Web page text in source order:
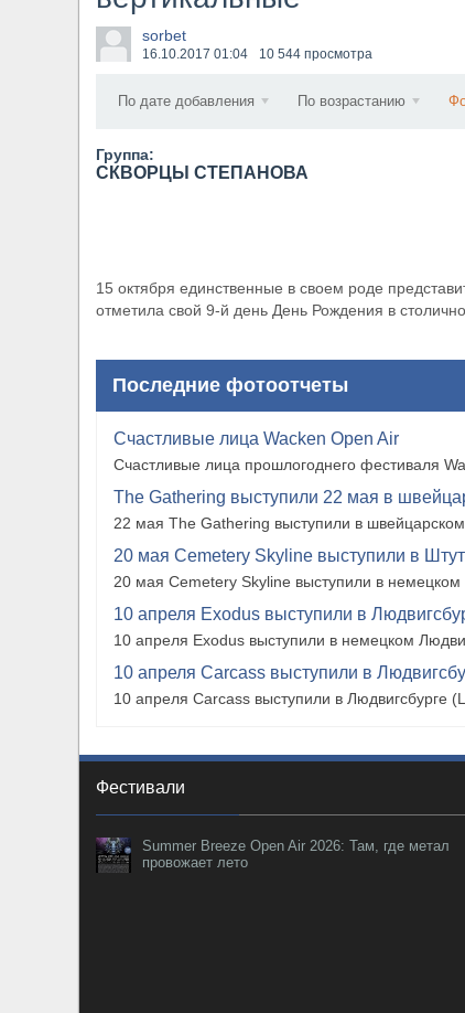
​Anthrax выпустили новый сингл и клип
sorbet
16.10.2017 01:04 10 544 просмотра
По дате добавления По возрастанию
Группа:
СКВОРЦЫ СТЕПАНОВА
15 октября единственные в своем роде
отметила свой 9-й день День Рождения в
Последние фотоотчеты
Счастливые лица Wacken Open Air
Счастливые лица прошлогоднего фестиваля
The Gathering выступили 22 мая в
22 мая The Gathering выступили в
20 мая Cemetery Skyline выступили в
20 мая Cemetery Skyline выступили в немецком
10 апреля Exodus выступили в
10 апреля Exodus выступили в немецком
10 апреля Carcass выступили в
10 апреля Carcass выступили в Людвигсбурге
Фестивали
Summer Breeze Open Air 2026: Там, где метал
провожает лето